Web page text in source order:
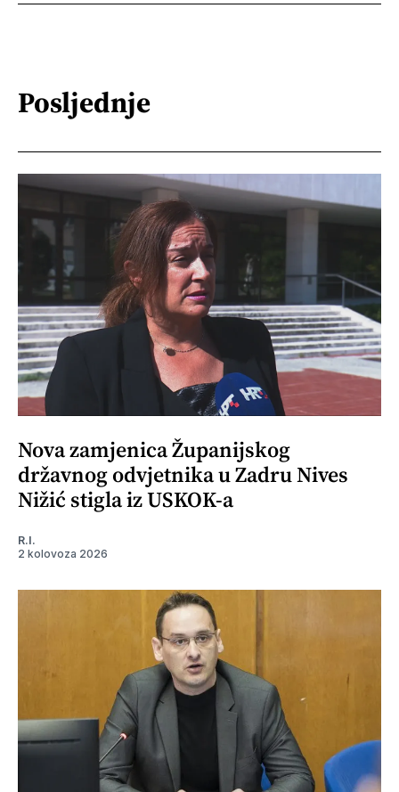
Posljednje
Nova zamjenica Županijskog
državnog odvjetnika u Zadru Nives
Nižić stigla iz USKOK-a
R.I.
2 kolovoza 2026